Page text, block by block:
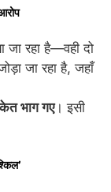
जा रहा है—वही दो
जा रहा है, जहाँ
भाग गए। इसी